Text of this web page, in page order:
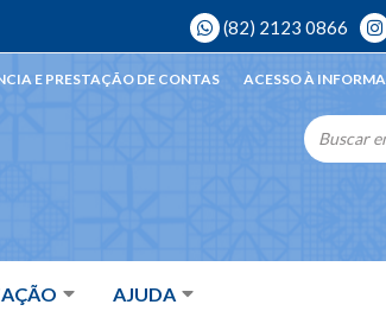
(82) 2123 0866
AJUDA
ACESSO À
E PRESTAÇÃO DE CONTAS